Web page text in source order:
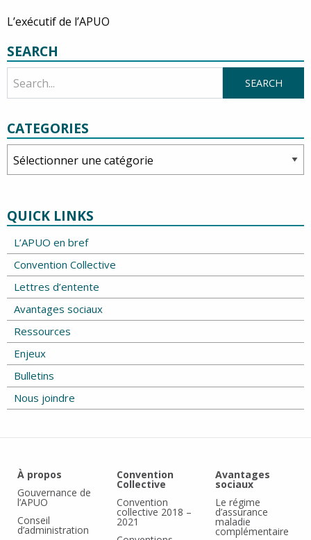
L’exécutif de l’APUO
SEARCH
CATEGORIES
QUICK LINKS
L’APUO en bref
Convention Collective
Lettres d’entente
Avantages sociaux
Ressources
Enjeux
Bulletins
Nous joindre
À propos
Gouvernance de
l’APUO
Conseil
d’administration
Convention
Collective
Convention
collective 2018 –
2021
Avantages
sociaux
Le régime
d’assurance
maladie
complémentaire